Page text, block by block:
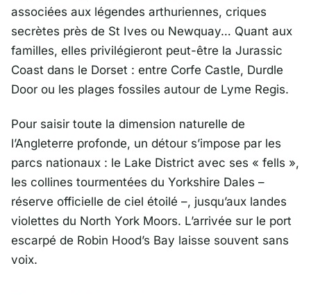
associées aux légendes arthuriennes, criques
secrètes près de St Ives ou Newquay… Quant aux
familles, elles privilégieront peut-être la Jurassic
Coast dans le Dorset : entre Corfe Castle, Durdle
Door ou les plages fossiles autour de Lyme Regis.
Pour saisir toute la dimension naturelle de
l’Angleterre profonde, un détour s’impose par les
parcs nationaux : le Lake District avec ses « fells »,
les collines tourmentées du Yorkshire Dales –
réserve officielle de ciel étoilé –, jusqu’aux landes
violettes du North York Moors. L’arrivée sur le port
escarpé de Robin Hood’s Bay laisse souvent sans
voix.